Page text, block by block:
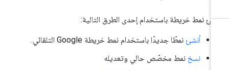
نمط خريطة باستخدام إحدى الطرق التالية:
أنشئنمطًا جديدًا باستخدام نمط خريطة Google التلقائي.
نسخنمط مخصّص حالي وتعديله